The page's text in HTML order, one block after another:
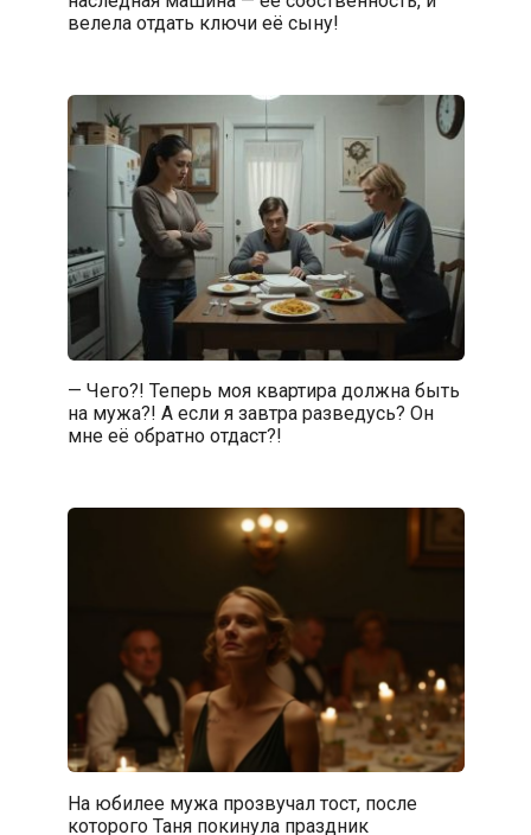
велела отдать ключи её сыну!
— Чего?! Теперь моя квартира должна быть
на мужа?! А если я завтра разведусь? Он
мне её обратно отдаст?!
На юбилее мужа прозвучал тост, после
которого Таня покинула праздник